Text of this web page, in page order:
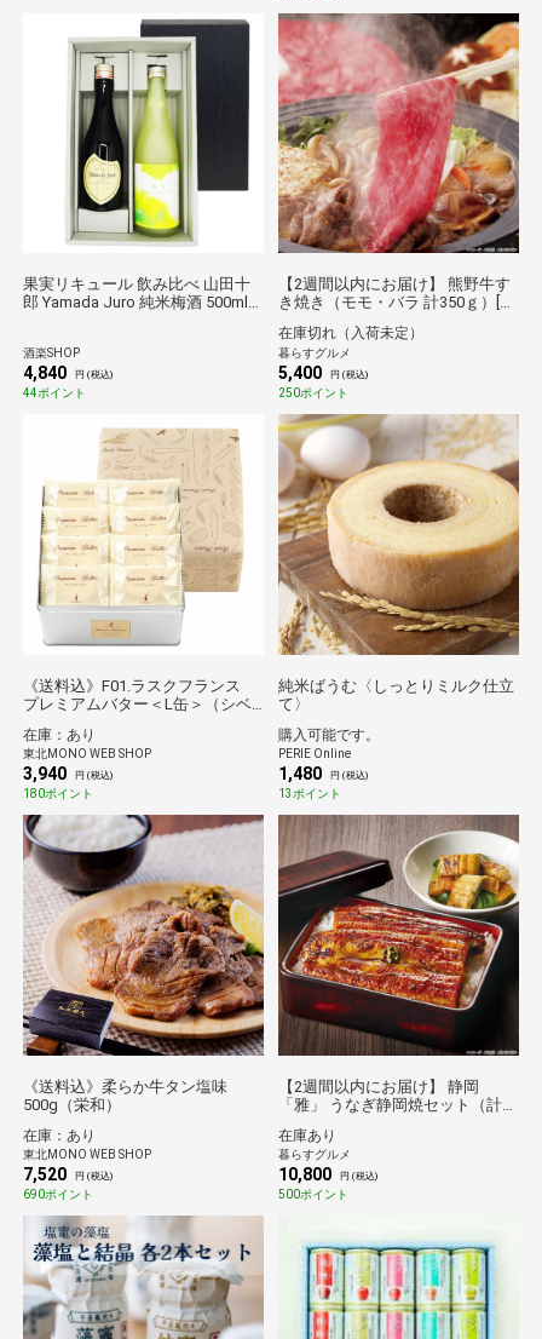
果実リキュール 飲み比べ 山田十
郎 Yamada Juro 純米梅酒 500ml
み送料無料 日本酒
酒楽SHOP
4,840 円 (税込)
44ポイント
【2週間以内にお届け】 熊野牛す
き焼き（モモ・バラ 計350ｇ）[送
可]ギフト 倉庫C
在庫切れ（入荷未定）
暮らすグルメ
5,400 円 (税込)
250ポイント
《送料込》F01.ラスクフランス
プレミアムバター＜L缶＞（シベ
在庫：あり
東北MONO WEB SHOP
3,940 円 (税込)
180ポイント
純米ばうむ〈しっとりミルク仕立
て〉
購入可能です。
PERIE Online
1,480 円 (税込)
13ポイント
《送料込》柔らか牛タン塩味
500g（栄和）
在庫：あり
東北MONO WEB SHOP
7,520 円 (税込)
690ポイント
【2週間以内にお届け】 静岡
「雅」 うなぎ静岡焼セット（計
[代引き不可]ギフト 倉庫C
在庫あり
暮らすグルメ
10,800 円 (税込)
500ポイント